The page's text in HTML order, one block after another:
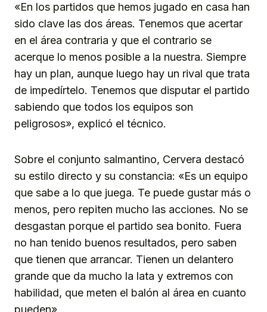
«En los partidos que hemos jugado en casa han
sido clave las dos áreas. Tenemos que acertar
en el área contraria y que el contrario se
acerque lo menos posible a la nuestra. Siempre
hay un plan, aunque luego hay un rival que trata
de impedírtelo. Tenemos que disputar el partido
sabiendo que todos los equipos son
peligrosos», explicó el técnico.
Sobre el conjunto salmantino, Cervera destacó
su estilo directo y su constancia: «Es un equipo
que sabe a lo que juega. Te puede gustar más o
menos, pero repiten mucho las acciones. No se
desgastan porque el partido sea bonito. Fuera
no han tenido buenos resultados, pero saben
que tienen que arrancar. Tienen un delantero
grande que da mucho la lata y extremos con
habilidad, que meten el balón al área en cuanto